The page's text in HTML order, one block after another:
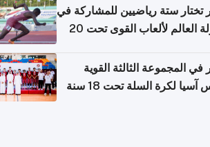
تختار ستة رياضيين للمشاركة في
بطولة العالم لألعاب القوى تحت 20
المجموعة الثالثة القوية
آسيا لكرة السلة تحت 18 سنة